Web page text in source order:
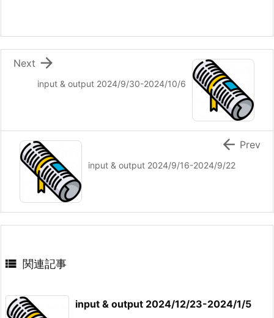
input & output 2024/9/30-2024/10/6

Next
input & output 2024/9/16-2024/9/22
 Prev
 関連記事
input & output 2024/12/23-2024/1/5